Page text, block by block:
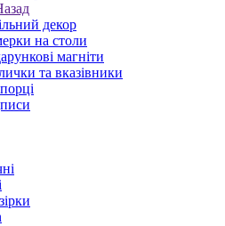
декор
на столи
магніти
та вказівники